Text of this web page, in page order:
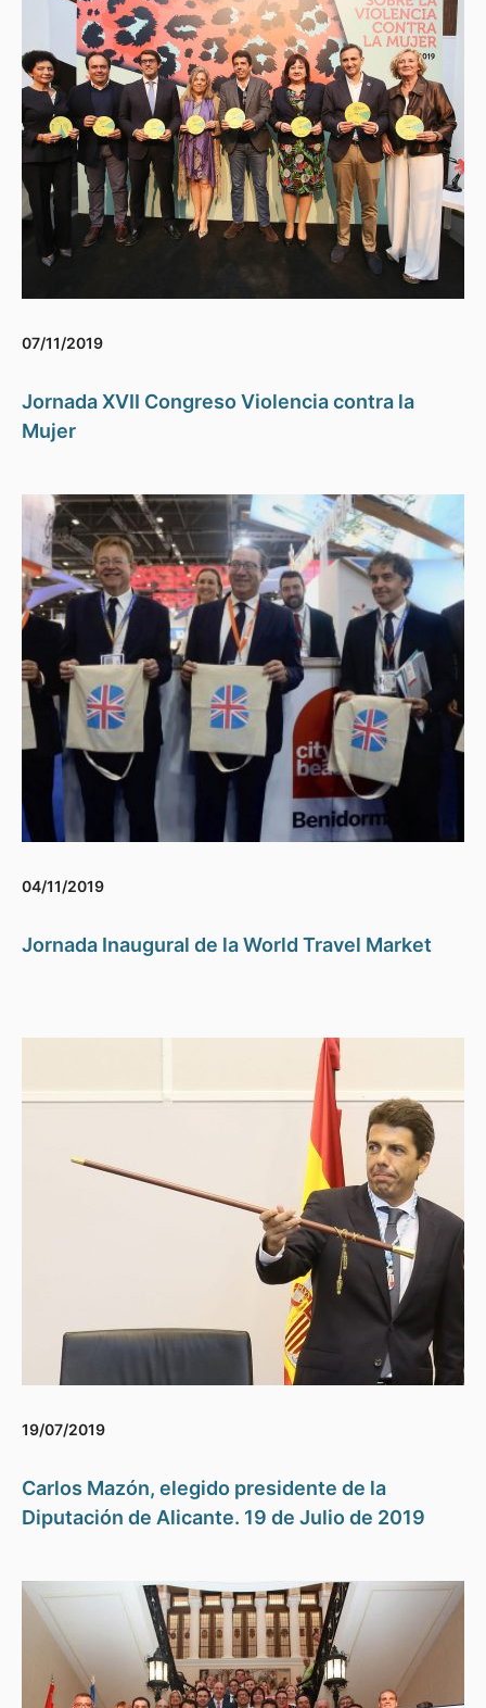
07/11/2019
Jornada XVII Congreso Violencia contra la
Mujer
04/11/2019
Jornada Inaugural de la World Travel Market
19/07/2019
Carlos Mazón, elegido presidente de la
Diputación de Alicante. 19 de Julio de 2019